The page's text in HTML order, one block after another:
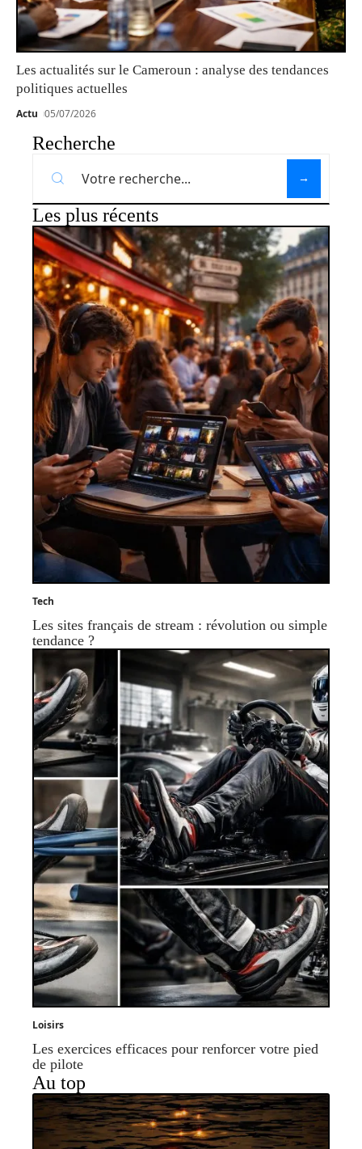
Les actualités sur le Cameroun : analyse des tendances
politiques actuelles
Actu 05/07/2026
Recherche
Les plus récents
Tech
Les sites français de stream : révolution ou simple
tendance ?
Loisirs
Les exercices efficaces pour renforcer votre pied
de pilote
Au top